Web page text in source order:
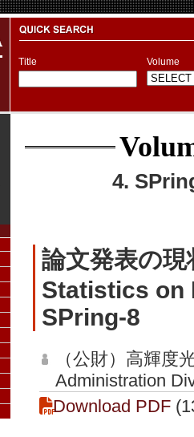
Title Volume
4.
論文発表の現
Statistics on
SPring-8
（公財）高輝
Administration
Download PDF